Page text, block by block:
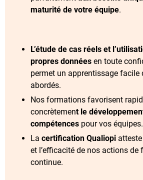
maturité de votre équipe.
L’étude de cas réels et
propres donnéesen toute
permet un apprentissage facile
abordés.
Nos formations favorisent
concrètement le
compétencespour vos équipes.
La certification Qualiopiatteste
et l’efficacité de nos actions de
continue.